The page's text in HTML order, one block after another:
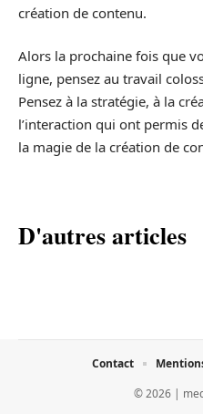
création de contenu.
Alors la prochaine fois que
ligne, pensez au travail
Pensez à la stratégie, à la
l’interaction qui ont permis
la magie de la création de
D'autres articles
© 2026 |
Contact